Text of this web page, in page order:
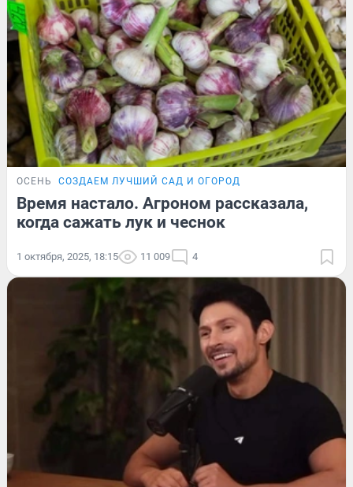
ОСЕНЬ СОЗДАЕМ ЛУЧШИЙ САД И ОГОРОД
Время настало. Агроном рассказала,
когда сажать лук и чеснок
1 октября, 2025, 18:15 11 009 4